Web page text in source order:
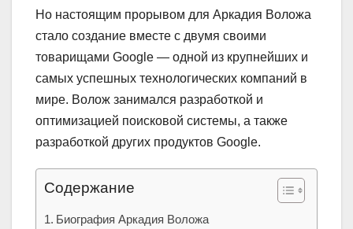
Но настоящим прорывом для Аркадия Воложа
стало создание вместе с двумя своими
товарищами Google — одной из крупнейших и
самых успешных технологических компаний в
мире. Волож занимался разработкой и
оптимизацией поисковой системы, а также
разработкой других продуктов Google.
Содержание
Биография Аркадия Воложа